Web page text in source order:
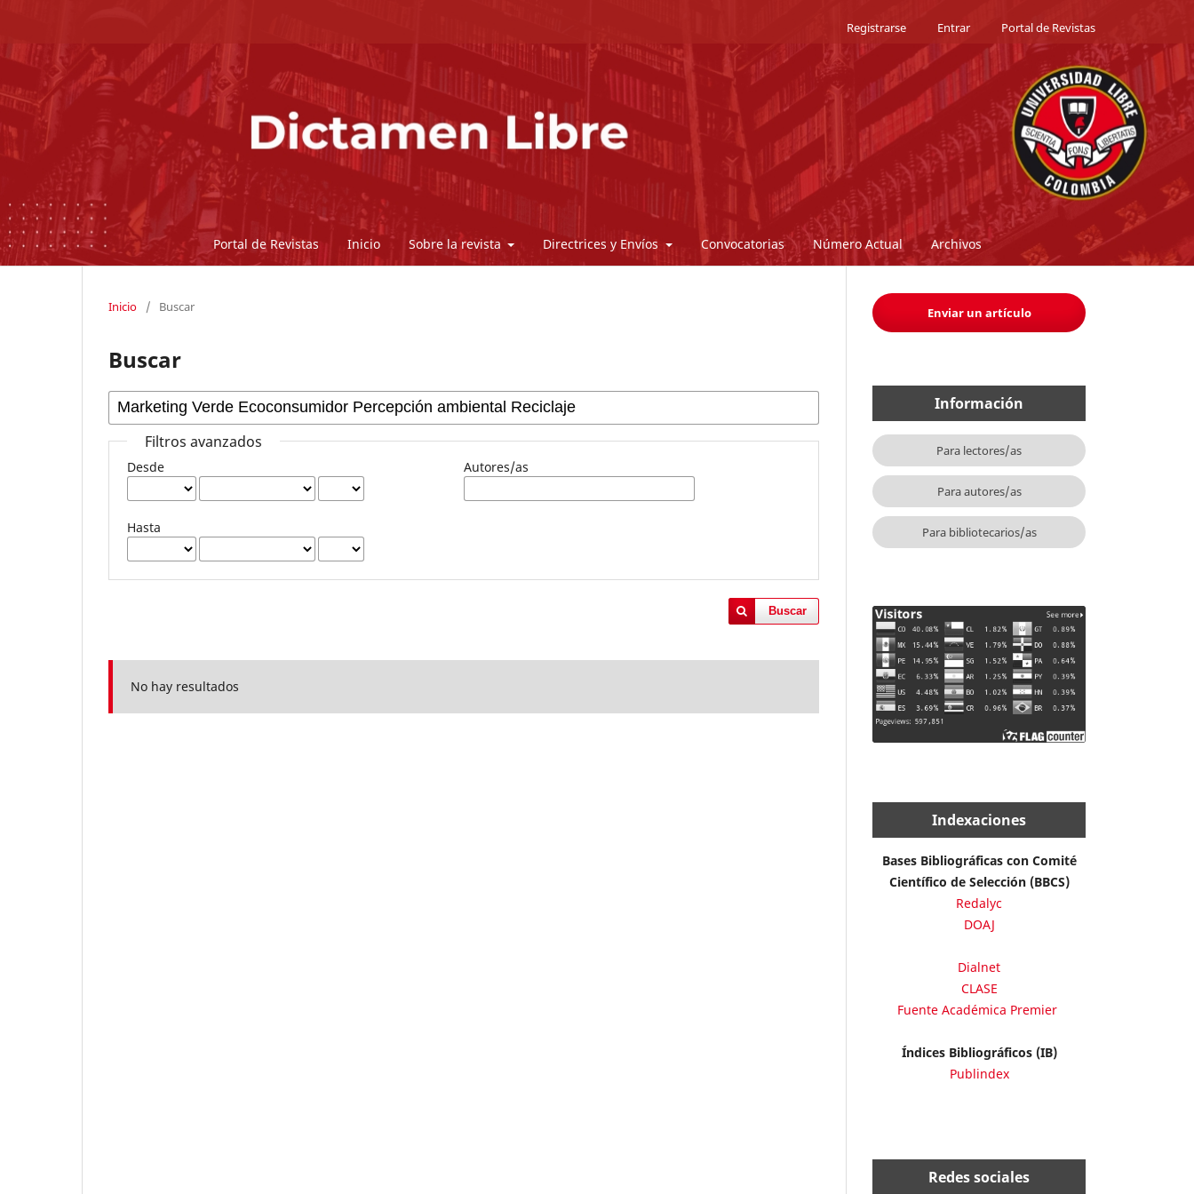
Portal de Revistas Inicio Sobre la revista Directrices y Envíos Convocatorias Número Actual Archivos
Registrarse Entrar Portal de Revistas
Inicio / Buscar
Buscar
Filtros avanzados
Desde
Hasta
Autores/as
Buscar
No hay resultados
Enviar un artículo
Información
Para lectores/as
Para autores/as
Para bibliotecarios/as
Indexaciones
Bases Bibliográficas con Comité
Científico de Selección (BBCS)
Redalyc
DOAJ
Dialnet
CLASE
Fuente Académica Premier
Índices Bibliográficos (IB)
Publindex
Redes sociales